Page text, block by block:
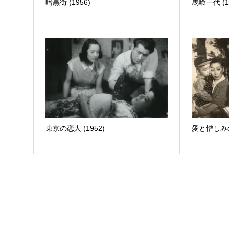
暗黒街 (1956) 馬喰一代
東京の恋人 (1952) 愛と憎し